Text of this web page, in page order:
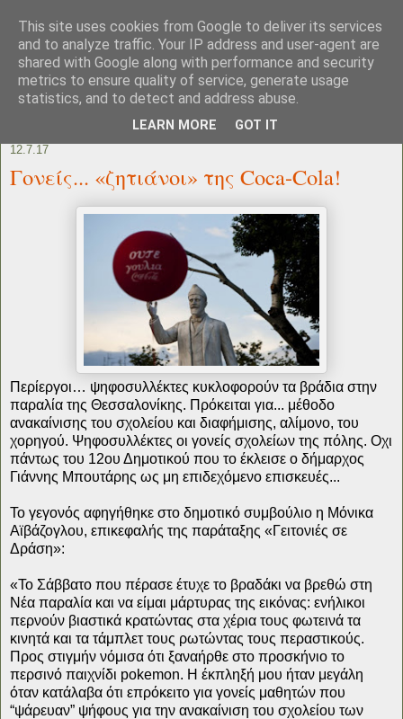
12.7.17
Γονείς... «ζητιάνοι» της Coca-Cola!
Περίεργοι… ψηφοσυλλέκτες κυκλοφορούν τα βράδια στην
παραλία της Θεσσαλονίκης. Πρόκειται για... μέθοδο
ανακαίνισης του σχολείου και διαφήμισης, αλίμονο, του
χορηγού. Ψηφοσυλλέκτες οι γονείς σχολείων της πόλης. Οχι
πάντως του 12ου Δημοτικού που το έκλεισε ο δήμαρχος
Γιάννης Μπουτάρης ως μη επιδεχόμενο επισκευές...
Το γεγονός αφηγήθηκε στο δημοτικό συμβούλιο η Μόνικα
Αϊβάζογλου, επικεφαλής της παράταξης «Γειτονιές σε
Δράση»:
«Το Σάββατο που πέρασε έτυχε το βραδάκι να βρεθώ στη
Νέα παραλία και να είμαι μάρτυρας της εικόνας: ενήλικοι
περνούν βιαστικά κρατώντας στα χέρια τους φωτεινά τα
κινητά και τα τάμπλετ τους ρωτώντας τους περαστικούς.
Προς στιγμήν νόμισα ότι ξαναήρθε στο προσκήνιο το
περσινό παιχνίδι pokemon. Η έκπληξή μου ήταν μεγάλη
όταν κατάλαβα ότι επρόκειτο για γονείς μαθητών που
“ψάρευαν” ψήφους για την ανακαίνιση του σχολείου των
This site uses cookies from Google to deliver its services
and to analyze traffic. Your IP address and user-agent are
shared with Google along with performance and security
metrics to ensure quality of service, generate usage
statistics, and to detect and address abuse.
LEARN MORE GOT IT